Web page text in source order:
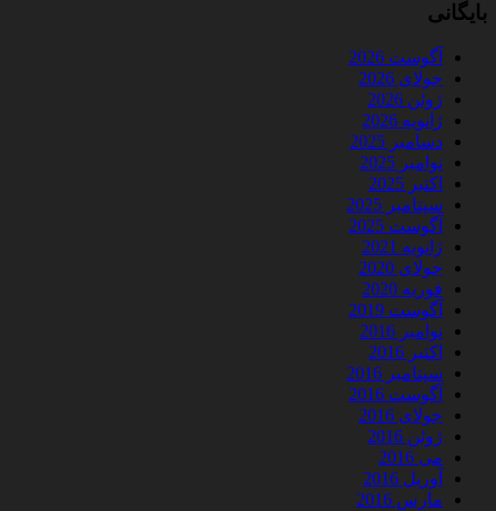
بایگانی
آگوست 2026
جولای 2026
ژوئن 2026
ژانویه 2026
دسامبر 2025
نوامبر 2025
اکتبر 2025
سپتامبر 2025
آگوست 2025
ژانویه 2021
جولای 2020
فوریه 2020
آگوست 2019
نوامبر 2016
اکتبر 2016
سپتامبر 2016
آگوست 2016
جولای 2016
ژوئن 2016
می 2016
آوریل 2016
مارس 2016